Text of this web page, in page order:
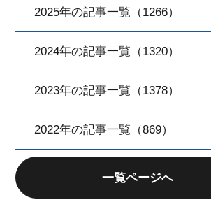
2025年の記事一覧（1266）
2024年の記事一覧（1320）
2023年の記事一覧（1378）
2022年の記事一覧（869）
一覧ページへ